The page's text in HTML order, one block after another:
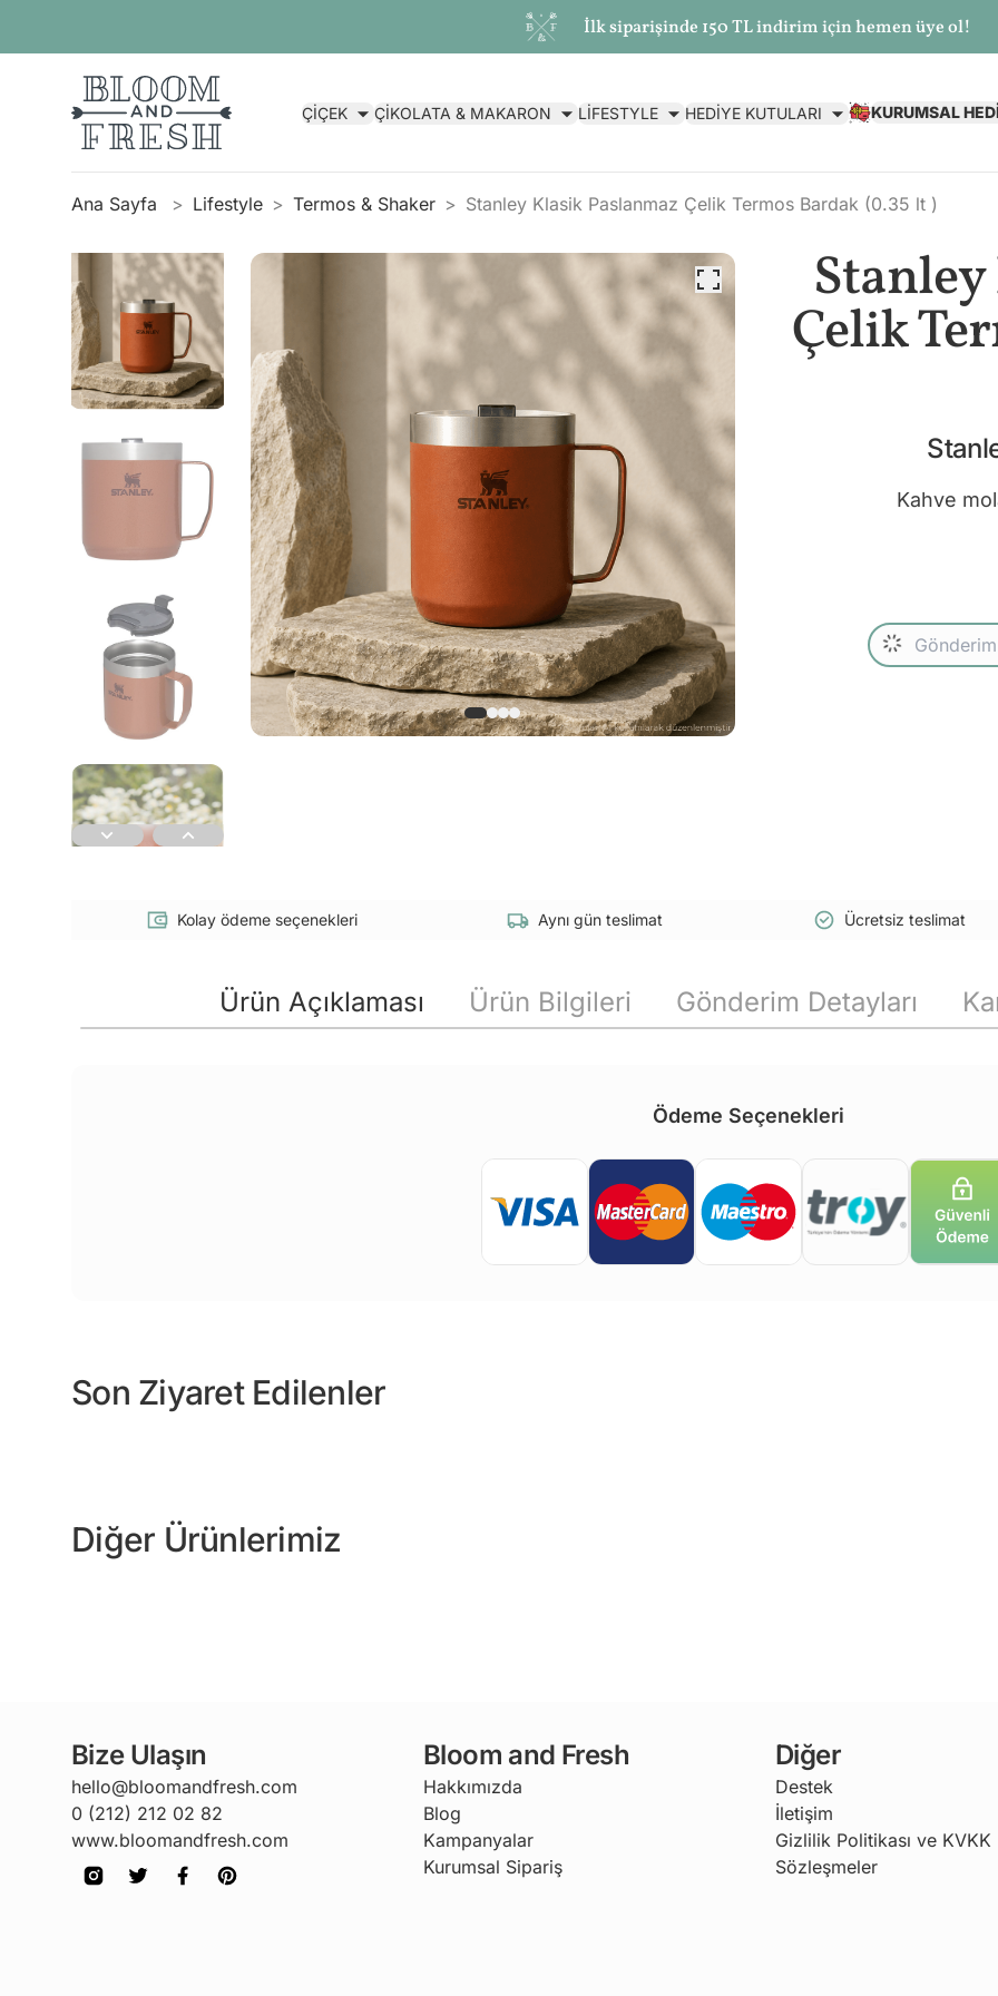
İlk siparişinde 150 TL indirim için hemen üye ol!
ÇİÇEK ÇİKOLATA & MAKARON LİFESTYLE HEDİYE KUTULARI KURUMSAL
Ana Sayfa Lifestyle Termos & Shaker Stanley Klasik Paslanmaz Çelik Termos Bardak (0.35 lt )
Çelik
Kahve
Kolay ödeme seçenekleri Aynı gün teslimat Ücretsiz teslimat
Ürün Açıklaması Ürün Bilgileri Gönderim Detayları
Ödeme Seçenekleri
Son Ziyaret Edilenler
Diğer Ürünlerimiz
Bize Ulaşın
hello@bloomandfresh.com
0 (212) 212 02 82
www.bloomandfresh.com
Bloom and Fresh
Hakkımızda
Blog
Kampanyalar
Kurumsal Sipariş
Diğer
Destek
İletişim
Gizlilik Politikası ve KVKK
Sözleşmeler